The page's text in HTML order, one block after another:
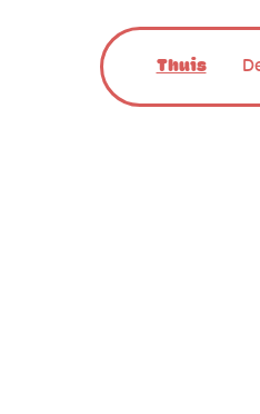
Thuis